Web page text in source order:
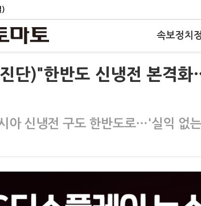
)
속보정치
단)"한반도 신냉전 본격
아 신냉전 구도 한반도로…'실익 없